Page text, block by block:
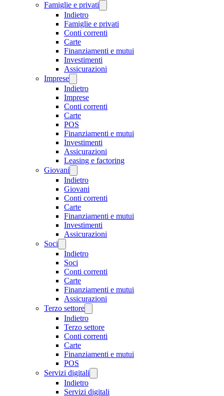
Famiglie e privati
Indietro
Famiglie e privati
Conti correnti
Carte
Finanziamenti e mutui
Investimenti
Assicurazioni
Imprese
Indietro
Imprese
Conti correnti
Carte
POS
Finanziamenti e mutui
Investimenti
Assicurazioni
Leasing e factoring
Giovani
Indietro
Giovani
Conti correnti
Carte
Finanziamenti e mutui
Investimenti
Assicurazioni
Soci
Indietro
Soci
Conti correnti
Carte
Finanziamenti e mutui
Assicurazioni
Terzo settore
Indietro
Terzo settore
Conti correnti
Carte
Finanziamenti e mutui
POS
Servizi digitali
Indietro
Servizi digitali